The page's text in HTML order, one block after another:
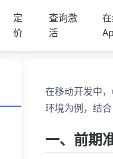
定
价
查询激
活
在移动开发中，
环境为例，结合
一、前期